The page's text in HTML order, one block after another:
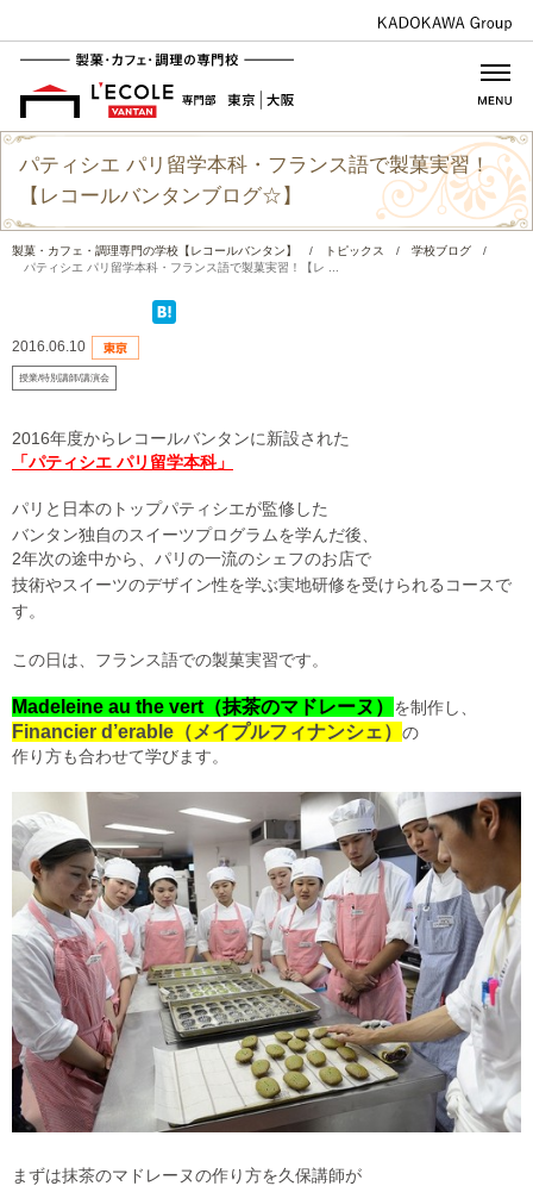
パティシエ パリ留学本科・フランス語で製菓実習！
【レコールバンタンブログ☆】
製菓・カフェ・調理専門の学校【レコールバンタン】 / トピックス / 学校ブログ
/
パティシエ パリ留学本科・フランス語で製菓実習！【レ ...
2016.06.10
授業/特別講師/講演会
2016年度からレコールバンタンに新設された
「パティシエ パリ留学本科」
パリと日本のトップパティシエが監修した
バンタン独自のスイーツプログラムを学んだ後、
2年次の途中から、パリの一流のシェフのお店で
技術やスイーツのデザイン性を学ぶ実地研修を受けられるコースで
す。
この日は、フランス語での製菓実習です。
Madeleine au the vert（抹茶のマドレーヌ） を制作し、
Financier d’erable（メイプルフィナンシェ） の
作り方も合わせて学びます。
まずは抹茶のマドレーヌの作り方を久保講師が